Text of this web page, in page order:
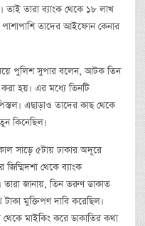
তাই তারা ব্যাংক থেকে ১৮ লাখ
পাশাপাশি তাদের আইফোন কেনার
পুলিশ সুপার বলেন, আটক তিন
হয়। এর মধ্যে তিনটি
এছাড়াও তাদের কাছ থেকে
কিনেছিল।
সাড়ে ৫টায় ঢাকার অদূরে
জিম্মিদশা থেকে ব্যাংক
তারা জানায়, তিন তরুণ ডাকাত
মুক্তিপণ দাবি করেছিল।
মাইকিং করে ডাকাতির কথা